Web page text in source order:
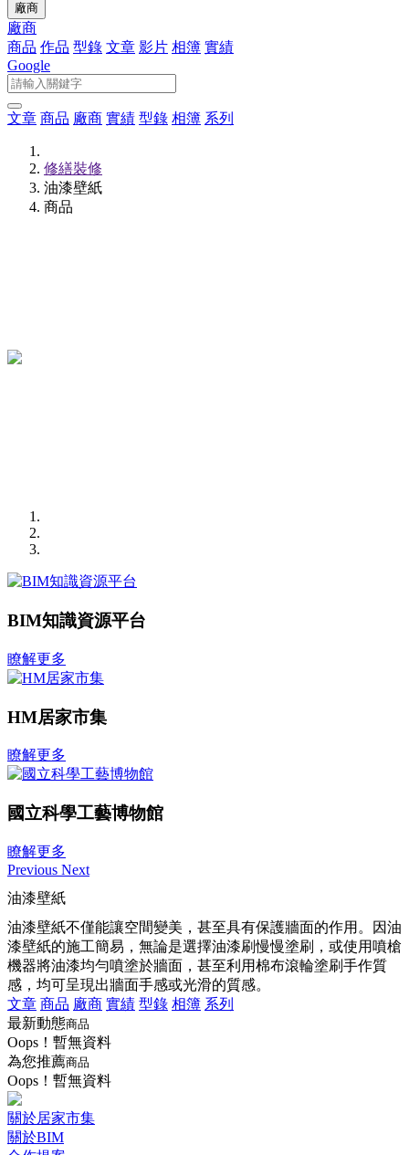
廠商
廠商
商品 作品 型錄 文章 影片 相簿 實績
Google
文章 商品 廠商 實績 型錄 相簿 系列
修繕裝修
油漆壁紙
商品
BIM知識資源平台
瞭解更多
HM居家市集
瞭解更多
國立科學工藝博物館
瞭解更多
Previous Next
油漆壁紙
油漆壁紙不僅能讓空間變美，甚至具有保護牆面的作用。因油
漆壁紙的施工簡易，無論是選擇油漆刷慢慢塗刷，或使用噴槍
機器將油漆均勻噴塗於牆面，甚至利用棉布滾輪塗刷手作質
感，均可呈現出牆面手感或光滑的質感。
文章 商品 廠商 實績 型錄 相簿 系列
最新動態商品
Oops！暫無資料
為您推薦商品
Oops！暫無資料
關於居家市集
關於BIM